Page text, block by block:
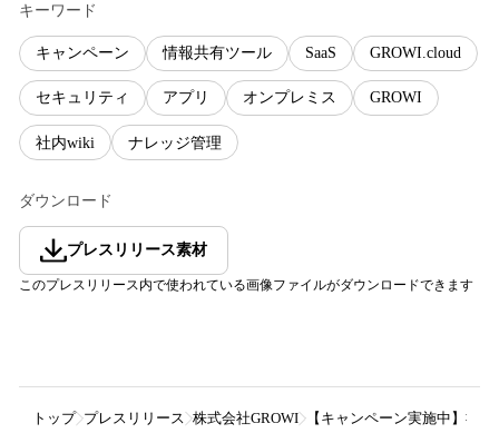
キーワード
キャンペーン 情報共有ツール SaaS GROWI.cloud
セキュリティ アプリ オンプレミス GROWI
社内wiki ナレッジ管理
ダウンロード
プレスリリース素材
このプレスリリース内で使われている画像ファイルがダウンロードできます
トップ プレスリリース 株式会社GROWI 【キャンペーン実施中】社